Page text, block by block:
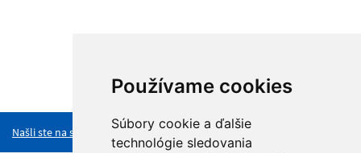
Používame cookies
Súbory cookie a ďalšie
technológie sledovania
Našli ste na stránke chybu?